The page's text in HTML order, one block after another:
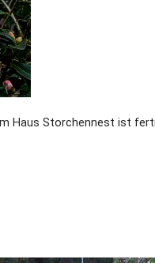
Haus Storchennest ist